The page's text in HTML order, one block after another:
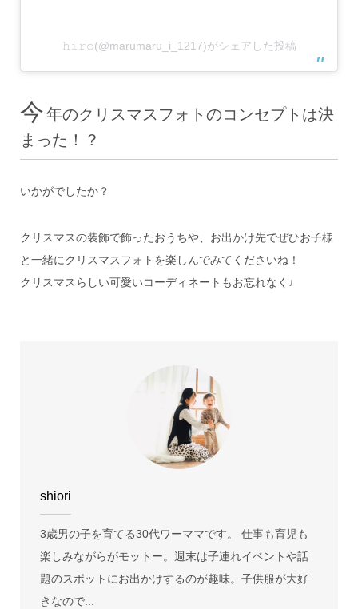
𝚑𝚒𝚛𝚘(@marumaru_i_1217)がシェアした投稿
今年のクリスマスフォトのコンセプトは決
まった！？
いかがでしたか？
クリスマスの装飾で飾ったおうちや、お出かけ先でぜひお子様
と一緒にクリスマスフォトを楽しんでみてくださいね！
クリスマスらしい可愛いコーディネートもお忘れなく♩
shiori
3歳男の子を育てる30代ワーママです。 仕事も育児も
楽しみながらがモットー。週末は子連れイベントや話
題のスポットにお出かけするのが趣味。子供服が大好
きなので...